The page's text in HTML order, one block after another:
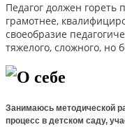
Педагог должен
грамотнее,
своеобразие
тяжелого, сложного, но
О себе
Занимаюсь методической
процесс в детском саду,